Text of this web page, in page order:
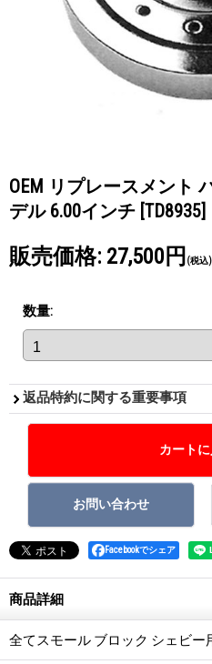
OEM リプレースメント
デル 6.00インチ [TD8935]
販売価格: 27,500円 (税込)
数量:
返品特約に関する重要事項
Facebookでシェア
商品詳細
全てスモール ブロック シェビー